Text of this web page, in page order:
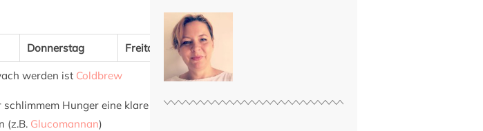
Donnerstag Freitag
werden ist Coldbrew
Hunger eine klare Gemüsebouillon. Zum
(z.B. Glucomannan)
nach Wahl